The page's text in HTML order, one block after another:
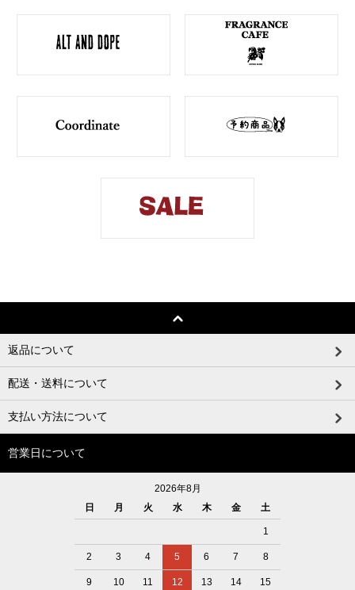
返品について
配送・送料について
支払い方法について
営業日について
2026年8月
日
月 火 水 木 金 土
1
2 3 4 5 6 7 8
9 10 11 12 13 14 15